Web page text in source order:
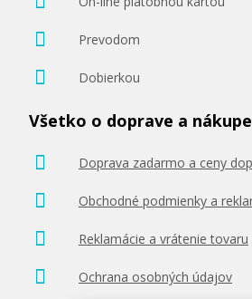
Originálna náplň HP č.
Originálna náplň
59,90 €
Prevodom
Dobierkou
Všetko o doprave a nákupe
Doprava zadarmo a ceny
Obchodné podmienky a
Reklamácie a vrátenie tovaru
Ochrana osobných údajov